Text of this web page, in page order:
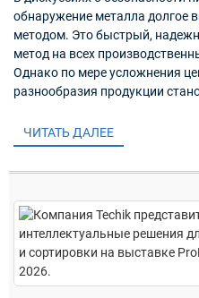
обнаружение металла долгое
методом. Это быстрый,
метод на всех
Однако по мере усложнения
разнообразия продукции
ЧИТАТЬ ДАЛЕЕ